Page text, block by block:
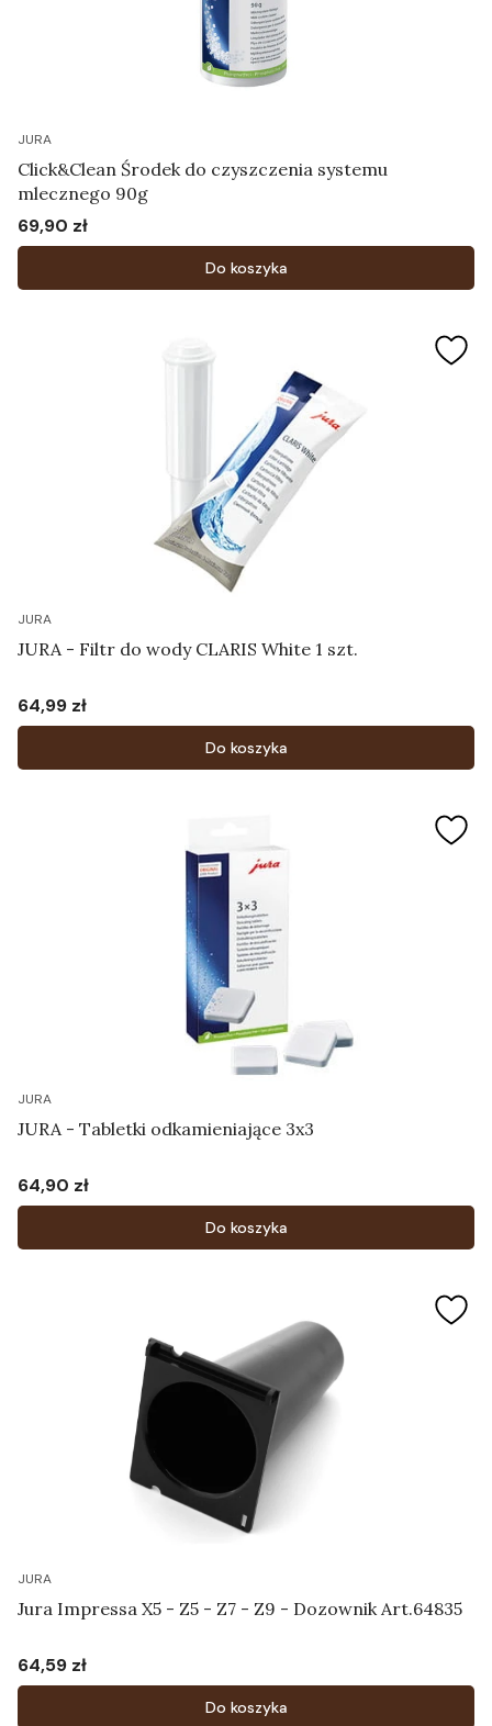
JURA
Click&Clean Środek do czyszczenia systemu
mlecznego 90g
Cena
69,90 zł
Do koszyka
JURA
JURA - Filtr do wody CLARIS White 1 szt.
Cena
64,99 zł
Do koszyka
JURA
JURA - Tabletki odkamieniające 3x3
Cena
64,90 zł
Do koszyka
JURA
Jura Impressa X5 - Z5 - Z7 - Z9 - Dozownik Art.64835
Cena
64,59 zł
Do koszyka